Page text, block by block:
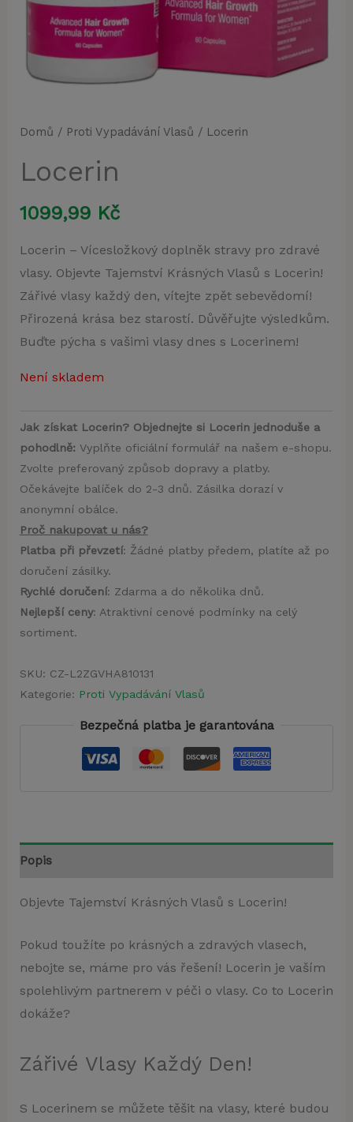
Domů / Proti Vypadávání Vlasů / Locerin
Locerin
1099,99 Kč
Locerin – Vícesložkový doplněk stravy pro zdravé
vlasy. Objevte Tajemství Krásných Vlasů s Locerin!
Zářivé vlasy každý den, vítejte zpět sebevědomí!
Přirozená krása bez starostí. Důvěřujte výsledkům.
Buďte pýcha s vašimi vlasy dnes s Locerinem!
Není skladem
Jak získat Locerin? Objednejte si Locerin jednoduše a
pohodlně:Vyplňte oficiální formulář na našem e-shopu.
Zvolte preferovaný způsob dopravy a platby.
Očekávejte balíček do 2-3 dnů. Zásilka dorazí v
anonymní obálce.
Proč nakupovat u nás?
Platba při převzetí: Žádné platby předem, platíte až po
doručení zásilky.
Rychlé doručení: Zdarma a do několika dnů.
Nejlepší ceny: Atraktivní cenové podmínky na celý
sortiment.
SKU: CZ-L2ZGVHA810131
Kategorie: Proti Vypadávání Vlasů
Bezpečná platba je garantována
Popis
Objevte Tajemství Krásných Vlasů s Locerin!
Pokud toužíte po krásných a zdravých vlasech,
nebojte se, máme pro vás řešení! Locerin je vaším
spolehlivým partnerem v péči o vlasy. Co to Locerin
dokáže?
Zářivé Vlasy Každý Den!
S Locerinem se můžete těšit na vlasy, které budou